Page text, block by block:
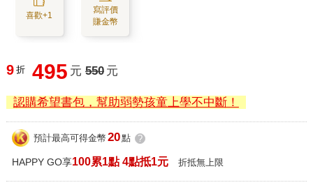
喜歡+1
寫評價
賺金幣
9 折 495 元 550 元
認購希望書包，幫助弱勢孩童上學不中斷！
預計最高可得金幣 20點 ?
HAPPY GO享100累1點 4點抵1元 折抵無上限